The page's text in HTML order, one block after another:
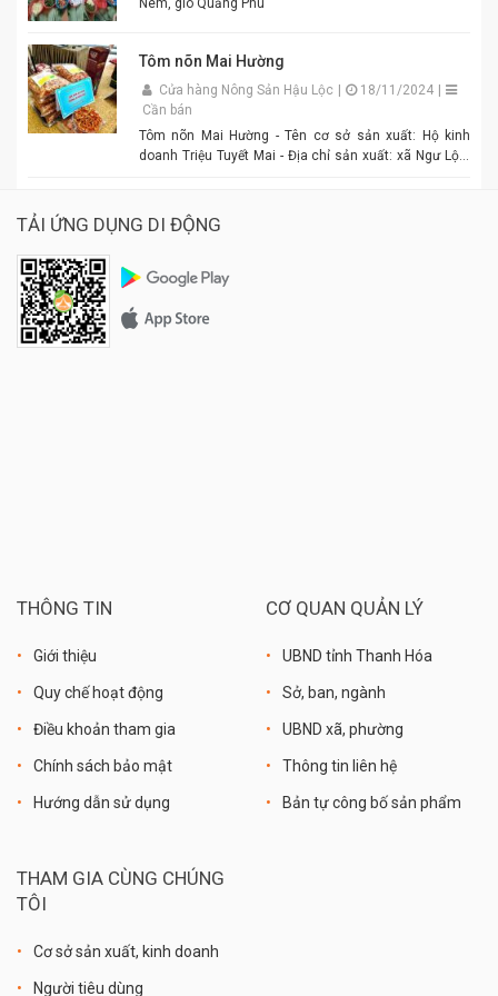
Nem, giò Quảng Phú
Tôm nõn Mai Hường
Cửa hàng Nông Sản Hậu Lộc 18/11/2024
Cần bán
Tôm nõn Mai Hường - Tên cơ sở sản xuất: Hộ kinh
doanh Triệu Tuyết Mai - Địa chỉ sản xuất: xã Ngư Lộc,
Giá: 600.000 đồng - 1.500.000 đồng/tùy size
TẢI ỨNG DỤNG DI ĐỘNG
THÔNG TIN
Giới thiệu
Quy chế hoạt động
Điều khoản tham gia
Chính sách bảo mật
Hướng dẫn sử dụng
CƠ QUAN QUẢN LÝ
UBND tỉnh Thanh Hóa
Sở, ban, ngành
UBND xã, phường
Thông tin liên hệ
Bản tự công bố sản phẩm
THAM GIA CÙNG CHÚNG
TÔI
Cơ sở sản xuất, kinh doanh
Người tiêu dùng